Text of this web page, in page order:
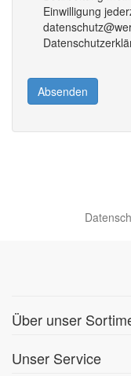
Einwilligung
Absenden
Über unser
Unser Service